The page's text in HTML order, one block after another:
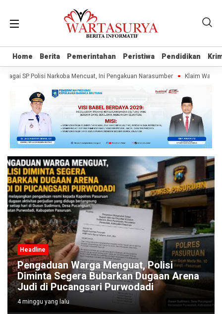
Home Berita Pemerintahan Peristiwa Pendidikan
Home Berita Pemerintahan Peristiwa Pendidikan
SP Polisi Narkoba Mencuat, Ini Pengakuan Narasumber Klaim
Headline
Pengaduan Warga Menguat, Polisi
Diminta Segera Bubarkan Dugaan Arena
Judi di Pucangsari Purwodadi
4 minggu yang lalu